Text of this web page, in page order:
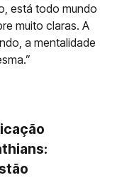
está todo mundo
muito claras. A
a mentalidade